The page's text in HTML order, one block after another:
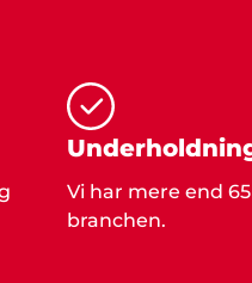
Vi har mere end
branchen.